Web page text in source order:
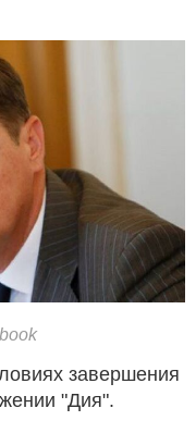
завершения
"Дия".